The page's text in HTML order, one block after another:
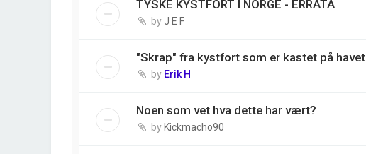
TYSKE KYSTFORT I NORGE - ERRATA
by J E F
"Skrap" fra kystfort som er kastet på havet
by Erik H
Noen som vet hva dette har vært?
by Kickmacho90